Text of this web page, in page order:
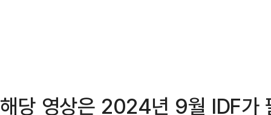
해당 영상은 2024년 9월 IDF가